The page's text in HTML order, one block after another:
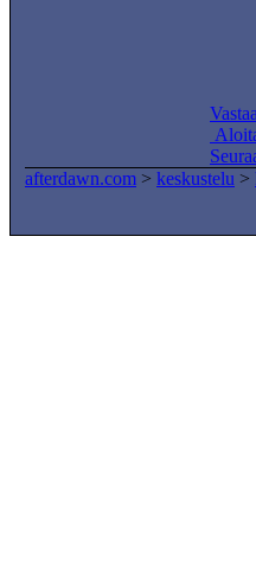
Vastaa
afterdawn.com > keskustelu >